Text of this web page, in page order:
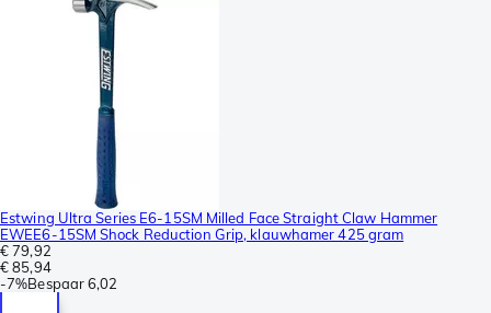
Estwing Ultra Series E6-15SM Milled Face Straight Claw Hammer
EWEE6-15SM Shock Reduction Grip, klauwhamer 425 gram
€ 79,92
€ 85,94
-7%Bespaar6,02